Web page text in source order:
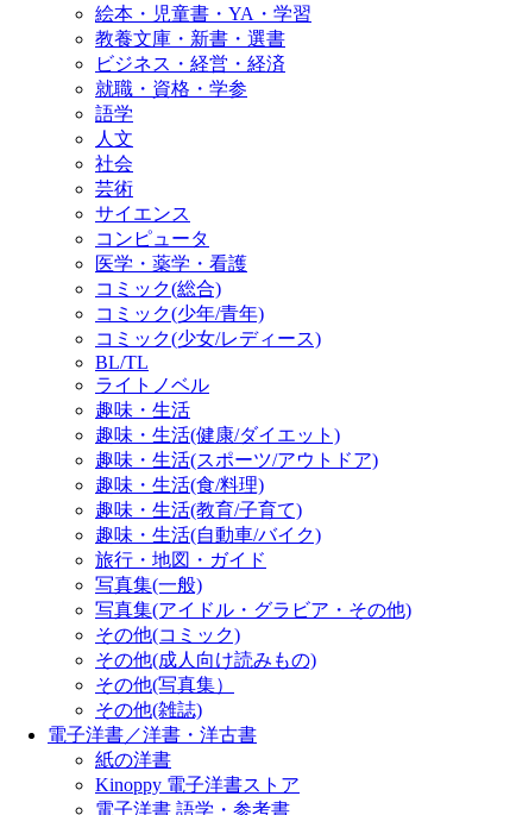
絵本・児童書・YA・学習
教養文庫・新書・選書
ビジネス・経営・経済
就職・資格・学参
語学
人文
社会
芸術
サイエンス
コンピュータ
医学・薬学・看護
コミック(総合)
コミック(少年/青年)
コミック(少女/レディース)
BL/TL
ライトノベル
趣味・生活
趣味・生活(健康/ダイエット)
趣味・生活(スポーツ/アウトドア)
趣味・生活(食/料理)
趣味・生活(教育/子育て)
趣味・生活(自動車/バイク)
旅行・地図・ガイド
写真集(一般)
写真集(アイドル・グラビア・その他)
その他(コミック)
その他(成人向け読みもの)
その他(写真集）
その他(雑誌)
電子洋書／洋書・洋古書
紙の洋書
Kinoppy 電子洋書ストア
電子洋書 語学・参考書